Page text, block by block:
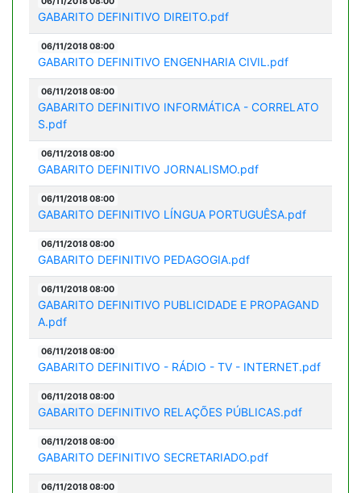
GABARITO DEFINITIVO DIREITO.pdf
06/11/2018 08:00
GABARITO DEFINITIVO ENGENHARIA CIVIL.pdf
06/11/2018 08:00
GABARITO DEFINITIVO INFORMÁTICA - CORRELATO
S.pdf
06/11/2018 08:00
GABARITO DEFINITIVO JORNALISMO.pdf
06/11/2018 08:00
GABARITO DEFINITIVO LÍNGUA PORTUGUÊSA.pdf
06/11/2018 08:00
GABARITO DEFINITIVO PEDAGOGIA.pdf
06/11/2018 08:00
GABARITO DEFINITIVO PUBLICIDADE E PROPAGAND
A.pdf
06/11/2018 08:00
GABARITO DEFINITIVO - RÁDIO - TV - INTERNET.pdf
06/11/2018 08:00
GABARITO DEFINITIVO RELAÇÕES PÚBLICAS.pdf
06/11/2018 08:00
GABARITO DEFINITIVO SECRETARIADO.pdf
06/11/2018 08:00